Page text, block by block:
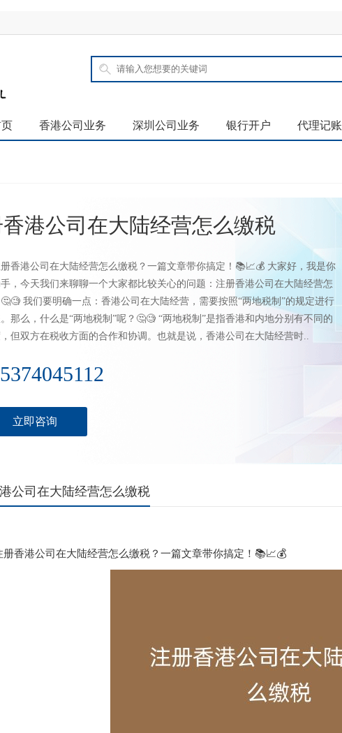
香港公司业务 深圳公司业务 银行开户 代理记账
港公司在大陆经营怎么缴税
香港公司在大陆经营怎么缴税？一篇文章带你搞定！📚📈💰 大家好，我是你
，今天我们来聊聊一个大家都比较关心的问题：注册香港公司在大陆经营怎
我们要明确一点：香港公司在大陆经营，需要按照“两地税制”的规定进行
那么，什么是“两地税制”呢？🤔🧐 “两地税制”是指香港和内地分别有不同的
但双方在税收方面的合作和协调。也就是说，香港公司在大陆经营时..
立即咨询
公司在大陆经营怎么缴税
册香港公司在大陆经营怎么缴税？一篇文章带你搞定！📚📈💰